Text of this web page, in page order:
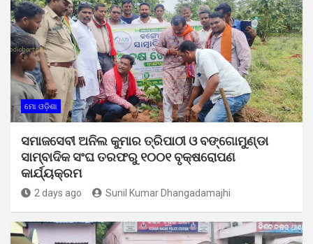
ମୋ ଓଡ଼ିଶା
ସମାଜସେବୀ ଅନିଲ କୁମାର ତ୍ରିପାଠୀ ଓ ବଙ୍ଗୋମୁଣ୍ଡା
ସାମ୍ବାଦିକ ସଂଘ ତରଫରୁ ୧୦୦୧ ବୃକ୍ଷରୋପଣ
କାର୍ଯ୍ୟକ୍ରମ
2 days ago Sunil Kumar Dhangadamajhi